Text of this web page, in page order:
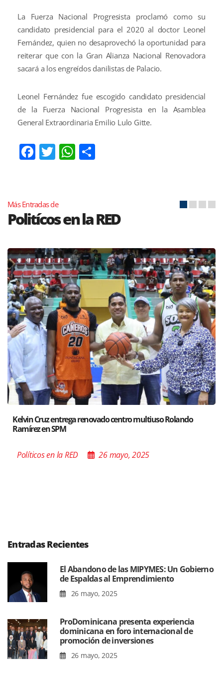
La Fuerza Nacional Progresista proclamó como su
candidato presidencial para el 2020 al doctor Leonel
Fernández, quien no desaprovechó la oportunidad para
reiterar que con la Gran Alianza Nacional Renovadora
sacará a los engreídos danilistas de Palacio.
Leonel Fernández fue escogido candidato presidencial
de la Fuerza Nacional Progresista en la Asamblea
General Extraordinaria Emilio Lulo Gitte.
Facebook
TwitterWhatsApp
Más Entradas de
Politícos en la RED
Santiago acoge exposición del Ministro de Cultura
Poder de las Buenas Palabras”
Políticos en la RED 26 mayo, 2025
Entradas Recientes
El Abandono de las MIPYMES: Un Gobierno
de Espaldas al Emprendimiento
26 mayo, 2025
ProDominicana presenta experiencia
dominicana en foro internacional de
promoción de inversiones
26 mayo, 2025